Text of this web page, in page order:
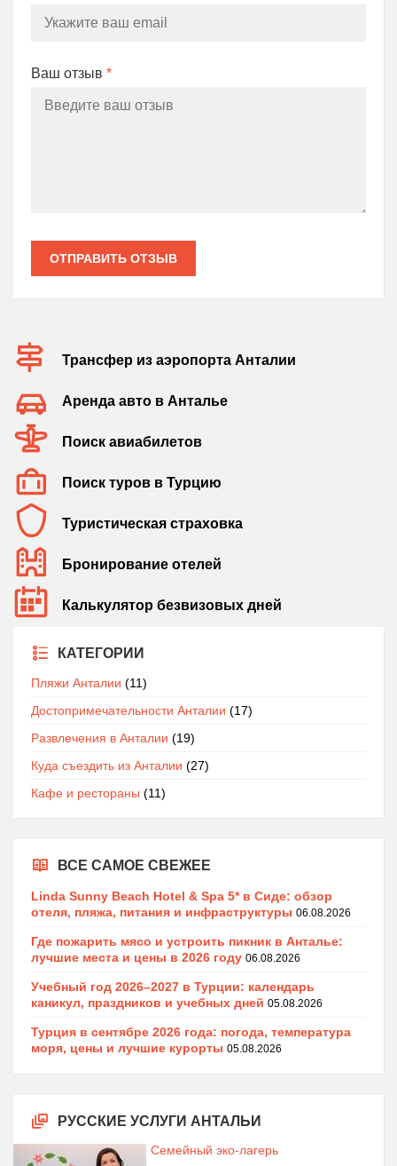
Ваш отзыв *
ОТПРАВИТЬ ОТЗЫВ
Трансфер из аэропорта Анталии
Аренда авто в Анталье
Поиск авиабилетов
Поиск туров в Турцию
Туристическая страховка
Бронирование отелей
Калькулятор безвизовых дней
КАТЕГОРИИ
Пляжи Анталии (11)
Достопримечательности Анталии (17)
Развлечения в Анталии (19)
Куда съездить из Анталии (27)
Кафе и рестораны (11)
ВСЕ САМОЕ СВЕЖЕЕ
Linda Sunny Beach Hotel & Spa 5* в Сиде: обзор
отеля, пляжа, питания и инфраструктуры 06.08.2026
Где пожарить мясо и устроить пикник в Анталье:
лучшие места и цены в 2026 году 06.08.2026
Учебный год 2026–2027 в Турции: календарь
каникул, праздников и учебных дней 05.08.2026
Турция в сентябре 2026 года: погода, температура
моря, цены и лучшие курорты 05.08.2026
РУССКИЕ УСЛУГИ АНТАЛЬИ
Семейный эко-лагерь